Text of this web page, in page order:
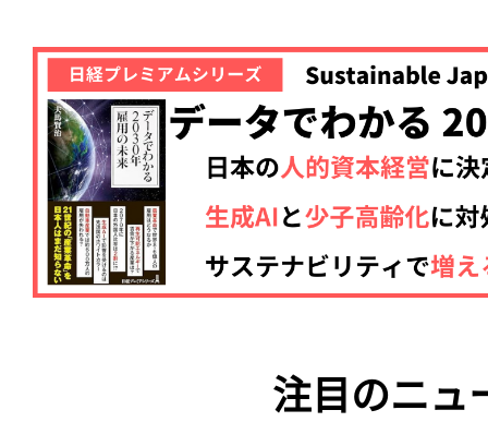
注目のニュ